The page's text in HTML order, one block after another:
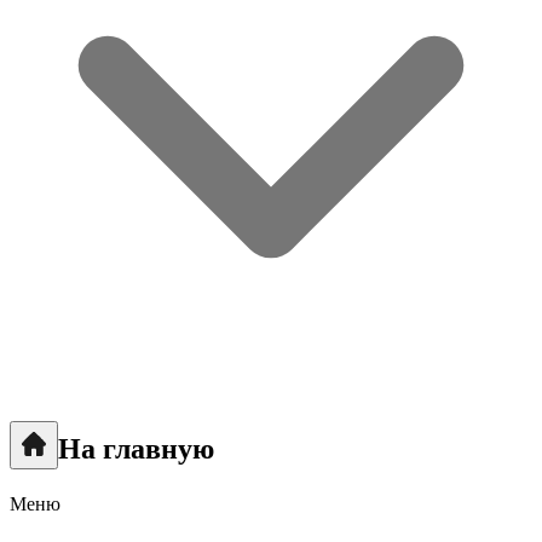
На главную
Меню